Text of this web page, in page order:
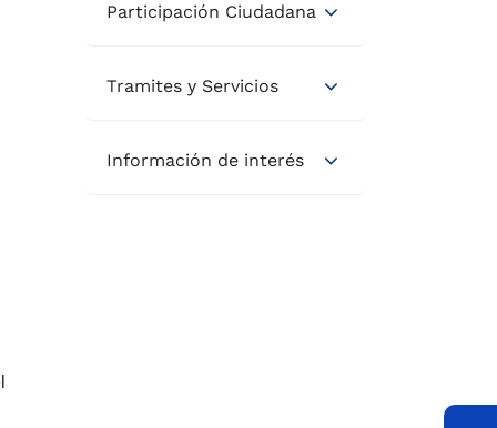
Participación Ciudadana
Tramites y Servicios
Información de interés